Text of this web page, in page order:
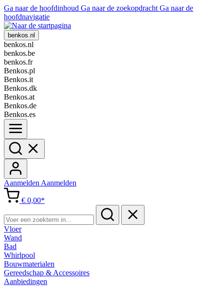
Ga naar de hoofdinhoud Ga naar de zoekopdracht Ga naar de
hoofdnavigatie
benkos.nl
benkos.nl
benkos.be
benkos.fr
Benkos.pl
Benkos.it
Benkos.dk
Benkos.at
Benkos.de
Benkos.es
Aanmelden Aanmelden
€ 0,00*
Vloer
Wand
Bad
Whirlpool
Bouwmaterialen
Gereedschap & Accessoires
Aanbiedingen